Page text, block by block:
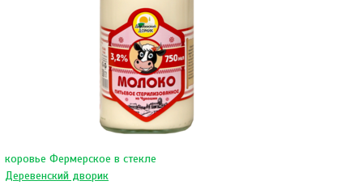
коровье Фермерское в стекле
Деревенский дворик